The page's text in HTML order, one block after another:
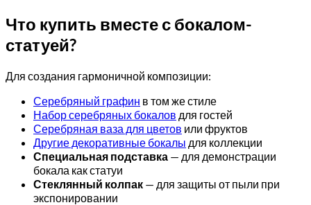
Что купить вместе с бокалом-
статуей?
Для создания гармоничной композиции:
Серебряный графин в том же стиле
Набор серебряных бокалов для гостей
Серебряная ваза для цветов или фруктов
Другие декоративные бокалы для коллекции
Специальная подставка — для демонстрации
бокала как статуи
Стеклянный колпак — для защиты от пыли при
экспонировании